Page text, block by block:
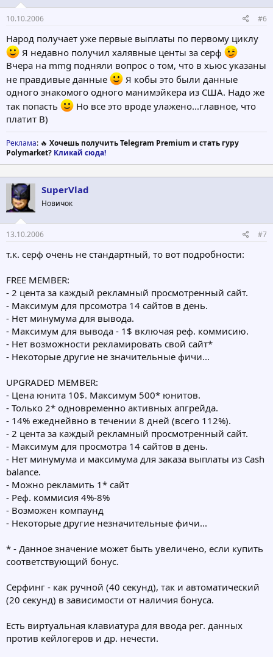
10.10.2006 #6
Народ получает уже первые выплаты по первому циклу
Я недавно получил халявные центы за серф
Вчера на mmg подняли вопрос о том, что в хьюс указаны
не правдивые данные
Я кобы это были данные
одного знакомого одного манимэйкера из США. Надо же
так попасть
Но все это вроде улажено...главное, что
платит B)
Реклама: 🔥 Хочешь получить Telegram Premium и стать гуру
Polymarket? Кликай сюда!
SuperVlad
Новичок
13.10.2006 #7
т.к. серф очень не стандартный, то вот подробности:
FREE MEMBER:
- 2 цента за каждый рекламный просмотренный сайт.
- Максимум для прсомотра 14 сайтов в день.
- Нет минумума для вывода.
- Максимум для вывода - 1$ включая реф. коммисию.
- Нет возможности рекламировать свой сайт*
- Некоторые другие не значительные фичи...
UPGRADED MEMBER:
- Цена юнита 10$. Максимум 500* юнитов.
- Только 2* одновременно активных апгрейда.
- 14% ежеднейвно в течении 8 дней (всего 112%).
- 2 цента за каждый рекламный просмотренный сайт.
- Максимум для просмотра 14 сайтов в день.
- Нет минумума и максимума для заказа выплаты из Cash
balance.
- Можно рекламить 1* сайт
- Реф. коммисия 4%-8%
- Возможен компаунд
- Некоторые другие незначительные фичи...
* - Данное значение может быть увеличено, если купить
соответствующий бонус.
Серфинг - как ручной (40 секунд), так и автоматический
(20 секунд) в зависимости от наличия бонуса.
Есть виртуальная клавиатура для ввода рег. данных
против кейлогеров и др. нечести.